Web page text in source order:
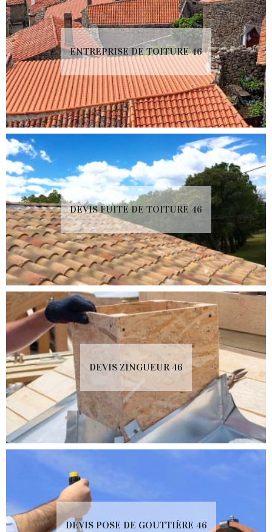
ENTREPRISE DE TOITURE 46
DEVIS FUITE DE TOITURE 46
DEVIS ZINGUEUR 46
DEVIS POSE DE GOUTTIÈRE 46